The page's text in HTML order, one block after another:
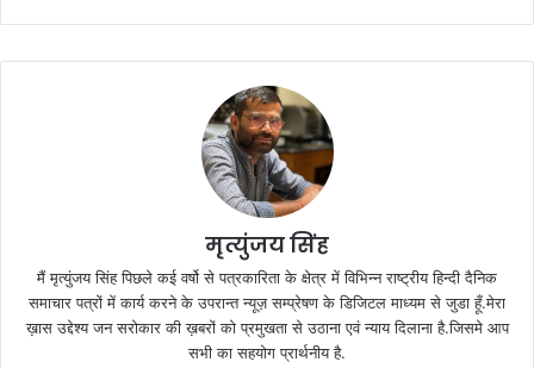
मृत्युंजय सिंह
मैं मृत्युंजय सिंह पिछले कई वर्षो से पत्रकारिता के क्षेत्र में विभिन्न राष्ट्रीय हिन्दी दैनिक
समाचार पत्रों में कार्य करने के उपरान्त न्यूज़ सम्प्रेषण के डिजिटल माध्यम से जुडा हूँ.मेरा
ख़ास उद्देश्य जन सरोकार की ख़बरों को प्रमुखता से उठाना एवं न्याय दिलाना है.जिसमे आप
सभी का सहयोग प्रार्थनीय है.